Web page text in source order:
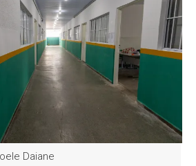
Daiane